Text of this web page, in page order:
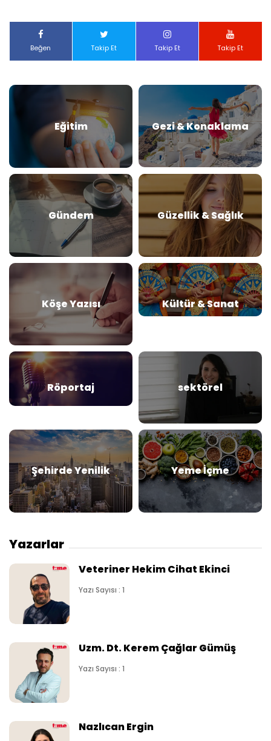
Beğen Takip Et Takip Et Takip Et
Eğitim Gezi & Konaklama
Gündem Güzellik & Sağlık
Köşe Yazısı Kültür & Sanat
Röportaj sektörel
Şehirde Yenilik Yeme İçme
Yazarlar
Veteriner Hekim Cihat Ekinci
Yazı Sayısı : 1
Uzm. Dt. Kerem Çağlar Gümüş
Yazı Sayısı : 1
Nazlıcan Ergin